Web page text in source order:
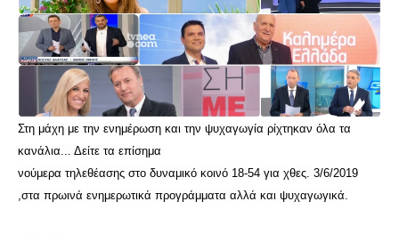
Στη μάχη με την ενημέρωση και την ψυχαγωγία ρίχτηκαν όλα τα
κανάλια... Δείτε τα επίσημα
νούμερα τηλεθέασης στο δυναμικό κοινό 18-54 για χθες. 3/6/2019
,στα πρωινά ενημερωτικά προγράμματα αλλά και ψυχαγωγικά.